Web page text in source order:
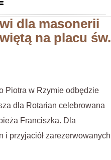
dla masonerii
na placu św.
Piotra w Rzymie odbędzie
dla Rotarian celebrowana
Franciszka. Dla
i przyjaciół zarezerwowanych